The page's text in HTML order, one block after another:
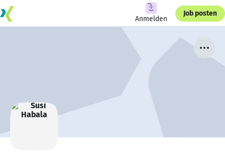
Anmelden
Job posten